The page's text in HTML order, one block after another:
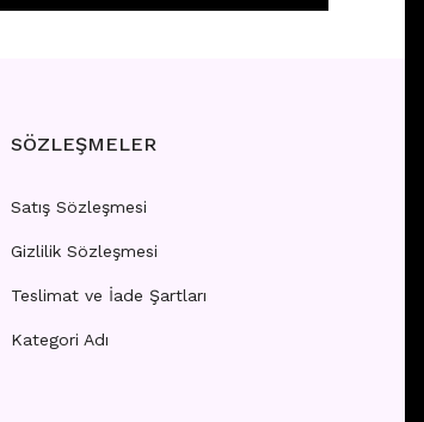
SÖZLEŞMELER
Satış Sözleşmesi
Gizlilik Sözleşmesi
Teslimat ve İade Şartları
Kategori Adı